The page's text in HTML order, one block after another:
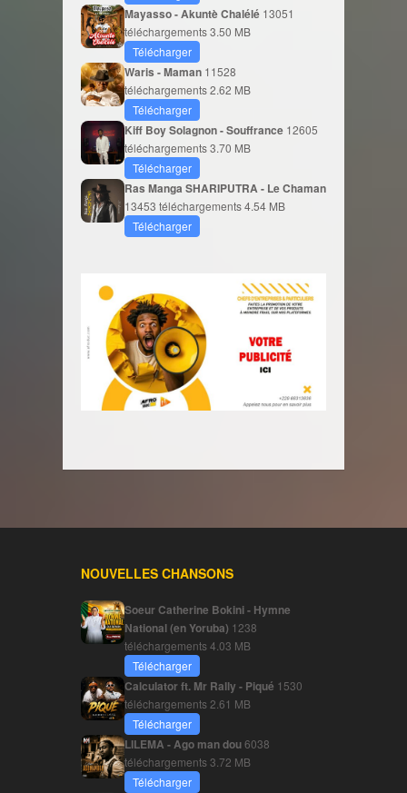
Mayasso - Akuntè Chalélé 13051
téléchargements3.50 MB
Télécharger
Waris - Maman 11528
téléchargements2.62 MB
Télécharger
Kiff Boy Solagnon - Souffrance 12605
téléchargements3.70 MB
Télécharger
Ras Manga SHARIPUTRA - Le Chaman
13453 téléchargements4.54 MB
Télécharger
NOUVELLES CHANSONS
Soeur Catherine Bokini - Hymne
National (en Yoruba) 1238
téléchargements4.03 MB
Télécharger
Calculator ft. Mr Rally - Piqué 1530
téléchargements 2.61 MB
Télécharger
LILEMA - Ago man dou6038
téléchargements3.72 MB
Télécharger